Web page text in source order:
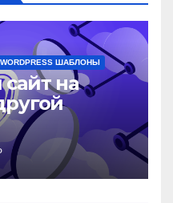
WORDPRESS ШАБЛОНЫ
на